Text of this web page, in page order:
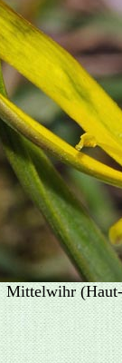
Mittelwihr